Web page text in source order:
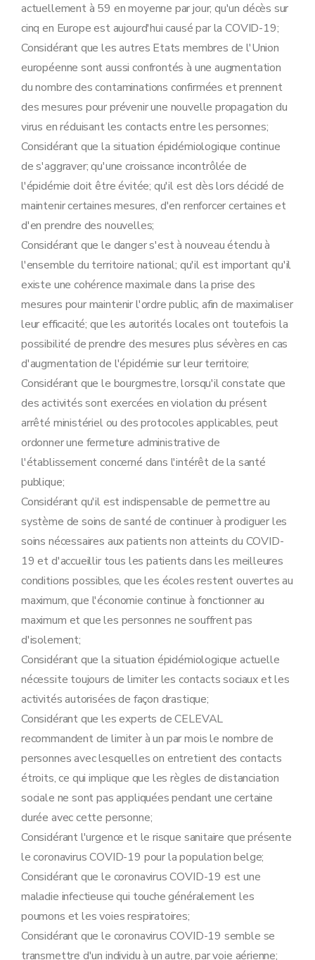
actuellement à 59 en moyenne par jour; qu'un décès sur
cinq en Europe est aujourd'hui causé par la COVID-19;
Considérant que les autres Etats membres de l'Union
européenne sont aussi confrontés à une augmentation
du nombre des contaminations confirmées et prennent
des mesures pour prévenir une nouvelle propagation du
virus en réduisant les contacts entre les personnes;
Considérant que la situation épidémiologique continue
de s'aggraver; qu'une croissance incontrôlée de
l'épidémie doit être évitée; qu'il est dès lors décidé de
maintenir certaines mesures, d'en renforcer certaines et
d'en prendre des nouvelles;
Considérant que le danger s'est à nouveau étendu à
l'ensemble du territoire national; qu'il est important qu'il
existe une cohérence maximale dans la prise des
mesures pour maintenir l'ordre public, afin de maximaliser
leur efficacité; que les autorités locales ont toutefois la
possibilité de prendre des mesures plus sévères en cas
d'augmentation de l'épidémie sur leur territoire;
Considérant que le bourgmestre, lorsqu'il constate que
des activités sont exercées en violation du présent
arrêté ministériel ou des protocoles applicables, peut
ordonner une fermeture administrative de
l'établissement concerné dans l'intérêt de la santé
publique;
Considérant qu'il est indispensable de permettre au
système de soins de santé de continuer à prodiguer les
soins nécessaires aux patients non atteints du COVID-
19 et d'accueillir tous les patients dans les meilleures
conditions possibles, que les écoles restent ouvertes au
maximum, que l'économie continue à fonctionner au
maximum et que les personnes ne souffrent pas
d'isolement;
Considérant que la situation épidémiologique actuelle
nécessite toujours de limiter les contacts sociaux et les
activités autorisées de façon drastique;
Considérant que les experts de CELEVAL
recommandent de limiter à un par mois le nombre de
personnes avec lesquelles on entretient des contacts
étroits, ce qui implique que les règles de distanciation
sociale ne sont pas appliquées pendant une certaine
durée avec cette personne;
Considérant l'urgence et le risque sanitaire que présente
le coronavirus COVID-19 pour la population belge;
Considérant que le coronavirus COVID-19 est une
maladie infectieuse qui touche généralement les
poumons et les voies respiratoires;
Considérant que le coronavirus COVID-19 semble se
transmettre d'un individu à un autre, par voie aérienne;